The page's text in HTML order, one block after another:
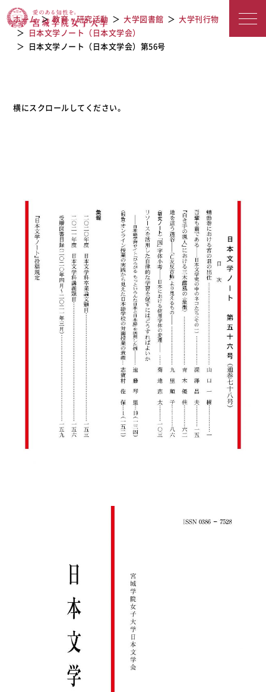
日本文学ノート（日本文学会）第56号
ホーム 教育・研究活動 大学図書館
大学刊行物
日本文学ノート（日本文学会）
日本文学ノート（日本文学会）第56号